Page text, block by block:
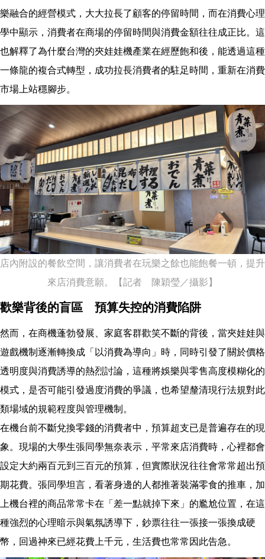
樂融合的經營模式，大大拉長了顧客的停留時間，而在消費心理
學中顯示，消費者在商場的停留時間與消費金額往往成正比。這
也解釋了為什麼台灣的夾娃娃機產業在經歷飽和後，能透過這種
一條龍的複合式轉型，成功拉長消費者的駐足時間，重新在消費
市場上站穩腳步。
店內附設的餐飲空間，讓消費者在玩樂之餘也能飽餐一頓，提升
來店消費意願。【記者 陳穎瑩／攝影】
歡樂背後的盲區 預算失控的消費陷阱
然而，在商機蓬勃發展、家庭客群歡笑不斷的背後，當夾娃娃與
遊戲機制逐漸轉換成「以消費為導向」時，同時引發了關於價格
透明度與消費誘導的熱烈討論，這種將娛樂與零售高度模糊化的
模式，是否可能引發過度消費的爭議，也希望釐清現行法規對此
類場域的規範程度與管理機制。
在機台前不斷兌換零錢的消費者中，預算超支已是普遍存在的現
象。現場的大學生張同學無奈表示，平常來店消費時，心裡都會
設定大約兩百元到三百元的預算，但實際狀況往往會常常超出預
期花費。張同學坦言，看著身邊的人都推著裝滿零食的推車，加
上機台裡的商品常常卡在「差一點就掉下來」的尷尬位置，在這
種強烈的心理暗示與氣氛誘導下，鈔票往往一張接一張換成硬
幣，回過神來已經花費上千元，生活費也常常因此告急。